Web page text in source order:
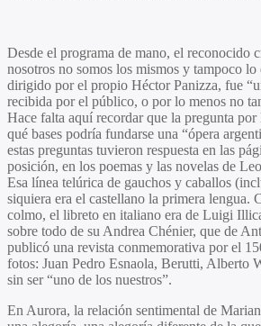
Desde el programa de mano, el reconocido
nosotros no somos los mismos y tampoco
dirigido por el propio Héctor Panizza, fue
recibida por el público, o por lo menos no
Hace falta aquí recordar que la pregunta
qué bases podría fundarse una “ópera
estas preguntas tuvieron respuesta en las
posición, en los poemas y las novelas de
Esa línea telúrica de gauchos y caballos
siquiera era el castellano la primera lengua.
colmo, el libreto en italiano era de Luigi
sobre todo de su Andrea Chénier, que de
publicó una revista conmemorativa por el
fotos: Juan Pedro Esnaola, Berutti, Alberto
sin ser “uno de los nuestros”.
En Aurora, la relación sentimental de